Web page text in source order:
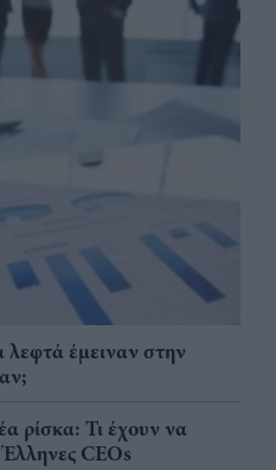
έμειναν στην
ρίσκα: Τι έχουν να
CEOs